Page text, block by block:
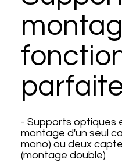
- Supports optiques
montage d'un seul
mono) ou deux
(montage double)